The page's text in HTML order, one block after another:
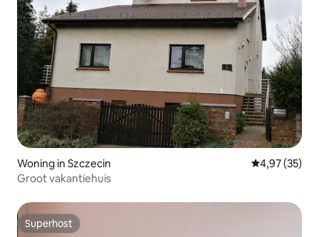
Woning in Szczecin Gemiddelde
4,97 (35)
Groot vakantiehuis
Superhost
Superhost